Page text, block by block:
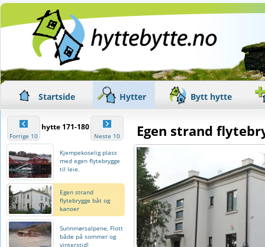
Startside Hytter Bytt hytte
Forrige 10
hytte 171-180
Neste 10
Kjempekoselig plass
med egen flytebrygge
til leie.
Egen strand
flytebrygge båt og
kanoer
Sunnmørsalpene, Flott
både på sommer og
vinterstid!
Egen strand